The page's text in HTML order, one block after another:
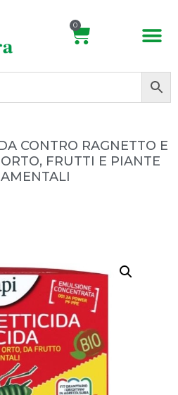
0
CONTRO RAGNETTO E
FRUTTI E PIANTE